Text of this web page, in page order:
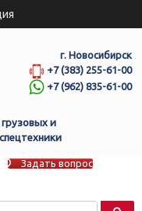
г. Новосибирск
+7 (383) 255-61-00
+7 (962) 835-61-00
и
Задать вопрос